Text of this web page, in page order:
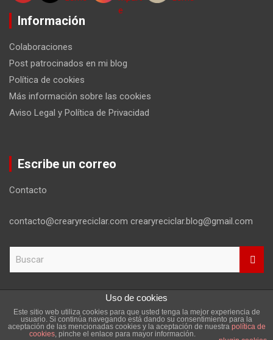
Información
Colaboraciones
Post patrocinados en mi blog
Política de cookies
Más información sobre las cookies
Aviso Legal y Política de Privacidad
Escribe un correo
Contacto
contacto@crearyreciclar.com crearyreciclar.blog@gmail.com
c
Copyright ©2026
Aviso Legal y Política de Privacidad
Tema por:Theme Horse Funciona gracias a:
Uso de cookies
Este sitio web utiliza cookies para que usted tenga la mejor experiencia de
usuario. Si continúa navegando está dando su consentimiento para la
aceptación de las mencionadas cookies y la aceptación de nuestra política de
cookies, pinche el enlace para mayor información.